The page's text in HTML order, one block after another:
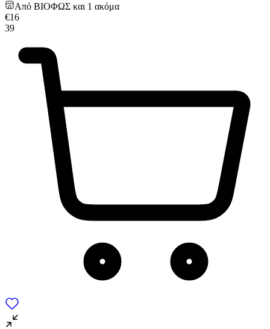
Από ΒΙΟΦΩΣ και 1 ακόμα
€16
39